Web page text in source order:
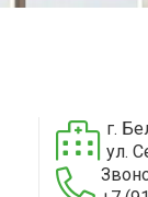
г.
ул.